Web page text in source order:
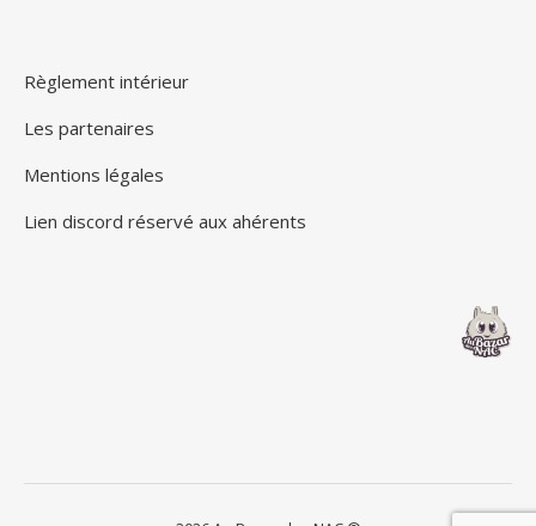
Règlement intérieur
Les partenaires
Mentions légales
Lien discord réservé aux ahérents